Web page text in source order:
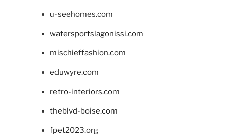
u-seehomes.com
watersportslagonissi.com
mischieffashion.com
eduwyre.com
retro-interiors.com
theblvd-boise.com
fpet2023.org